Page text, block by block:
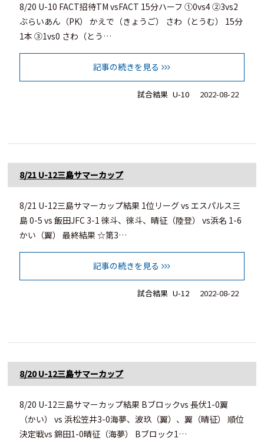
8/20 U-10 FACT招待TM vsFACT 15分ハーフ ①0vs4 ②3vs2
ぶらいあん（PK） かえで（きょうご） さわ（とうむ） 15分
1本 ③1vs0 さわ（とう…
記事の続きを見る
試合結果 U-10 2022-08-22
8/21 U-12三島サマーカップ
8/21 U-12三島サマーカップ結果 1位リーグ vs エスパルス三
島 0-5 vs 飯田JFC 3-1 徠斗、徠斗、晴征（陸登） vs浜名 1-6
かい（翼） 最終結果 ☆第3…
記事の続きを見る
試合結果 U-12 2022-08-22
8/20 U-12三島サマーカップ
8/20 U-12三島サマーカップ結果 Bブロックvs 長伏1-0翼
（かい） vs 浜松笠井3-0海夢、波玖（翼）、翼（晴征） 順位
決定戦vs 錦田1-0晴征（海夢） Bブロック1…